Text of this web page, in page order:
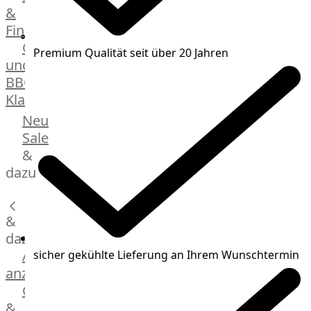
Manufaktur
Bratwurstsets
Toppings
Hackfleisch
Aufschnitt
Schinken
&
Fingerfood
Grill-
und
BBQ-
Klassiker
Beilagen
Brot
Brötchen
Burger
Buns
&
Hot
Dog
Brötchen
Desserts
Neu
Sale
&
dazu
&
dazu
Alle
anzeigen
Gewürze
Premium Qualität seit über 20 Jahren
sicher gekühlte Lieferung an Ihrem Wunschtermin